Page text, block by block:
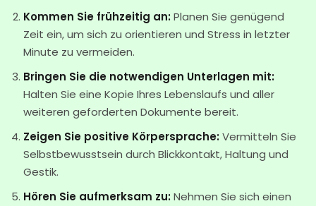
Kommen Sie frühzeitig an:Planen Sie genügend
Zeit ein, um sich zu orientieren und Stress in letzter
Minute zu vermeiden.
Bringen Sie die notwendigen Unterlagen mit:
Halten Sie eine Kopie Ihres Lebenslaufs und aller
weiteren geforderten Dokumente bereit.
Zeigen Sie positive Körpersprache:Vermitteln Sie
Selbstbewusstsein durch Blickkontakt, Haltung und
Gestik.
Hören Sie aufmerksam zu:Nehmen Sie sich einen